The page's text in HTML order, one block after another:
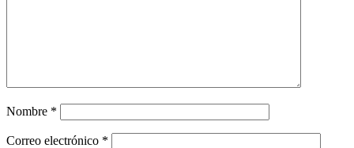
Nombre *
Correo electrónico *